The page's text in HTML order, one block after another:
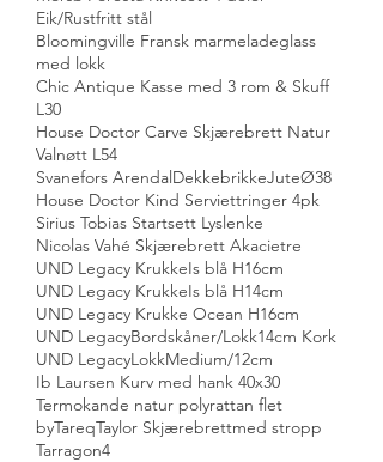
Eik/Rustfritt stål
Bloomingville Fransk marmeladeglass
med lokk
Chic Antique Kasse med 3 rom & Skuff
L30
House Doctor Carve Skjærebrett Natur
Valnøtt L54
Svanefors ArendalDekkebrikkeJuteØ38
House Doctor Kind Serviettringer 4pk
Sirius Tobias Startsett Lyslenke
Nicolas Vahé Skjærebrett Akacietre
UND Legacy KrukkeIs blå H16cm
UND Legacy KrukkeIs blå H14cm
UND Legacy Krukke Ocean H16cm
UND LegacyBordskåner/Lokk14cm Kork
UND LegacyLokkMedium/12cm
Ib Laursen Kurv med hank 40x30
Termokande natur polyrattan flet
byTareqTaylor Skjærebrettmed stropp
Tarragon4